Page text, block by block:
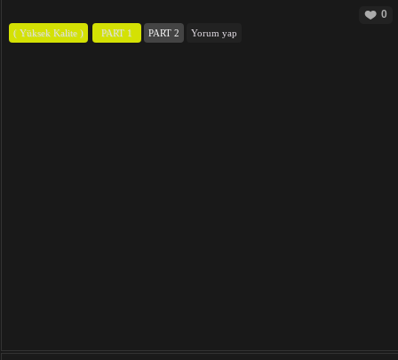
0
( Yüksek Kalite ) PART 1 PART 2 Yorum yap